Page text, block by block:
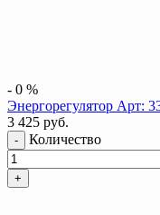
- 0 %
Энергорегулятор Арт:
3 425 руб.
- Количество
+